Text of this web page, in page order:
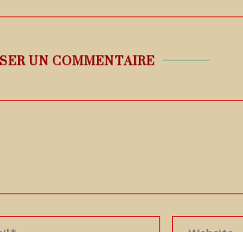
UN COMMENTAIRE